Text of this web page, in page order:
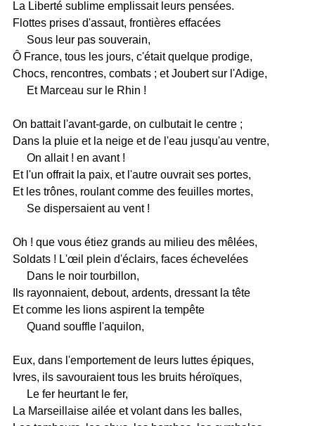
La Liberté sublime emplissait leurs pensées.
Flottes prises d'assaut, frontières effacées
Sous leur pas souverain,
Ô France, tous les jours, c'était quelque prodige,
Chocs, rencontres, combats ; et Joubert sur l'Adige,
Et Marceau sur le Rhin !
On battait l'avant-garde, on culbutait le centre ;
Dans la pluie et la neige et de l'eau jusqu'au ventre,
On allait ! en avant !
Et l'un offrait la paix, et l'autre ouvrait ses portes,
Et les trônes, roulant comme des feuilles mortes,
Se dispersaient au vent !
Oh ! que vous étiez grands au milieu des mêlées,
Soldats ! L'œil plein d'éclairs, faces échevelées
Dans le noir tourbillon,
Ils rayonnaient, debout, ardents, dressant la tête
Et comme les lions aspirent la tempête
Quand souffle l'aquilon,
Eux, dans l'emportement de leurs luttes épiques,
Ivres, ils savouraient tous les bruits héroïques,
Le fer heurtant le fer,
La Marseillaise ailée et volant dans les balles,